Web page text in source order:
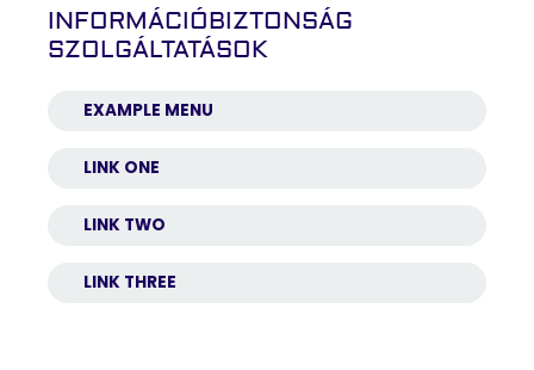
INFORMÁCIÓBIZTONSÁG
SZOLGÁLTATÁSOK
EXAMPLE MENU
LINK ONE
LINK TWO
LINK THREE